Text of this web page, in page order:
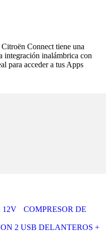
Connect tiene una
integración inalámbrica con
para acceder a tus Apps
COMPRESOR DE